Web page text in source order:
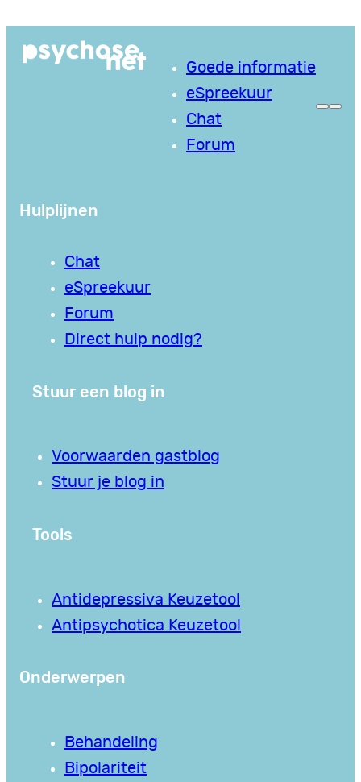
naar
Goede informatie
eSpreekuur
Chat
Forum
Hulplijnen
Chat
eSpreekuur
Forum
Direct hulp nodig?
Stuur een blog in
Voorwaarden gastblog
Stuur je blog in
Tools
Antidepressiva Keuzetool
Antipsychotica Keuzetool
Onderwerpen
Behandeling
Bipolariteit